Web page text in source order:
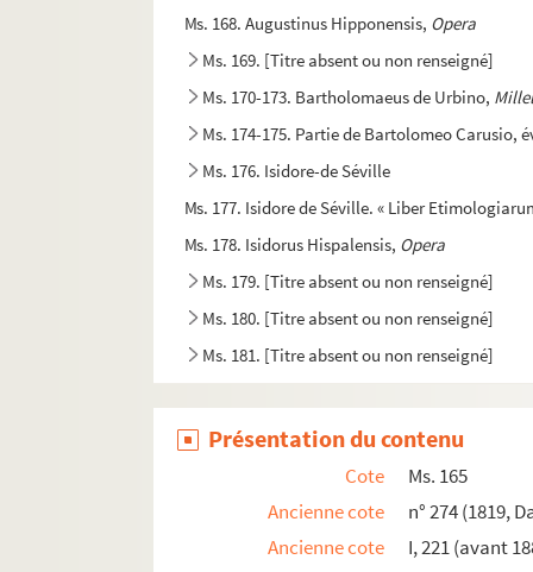
Ms. 168. Augustinus Hipponensis, Opera
Ms. 169. [Titre absent ou non renseigné]
Ms. 170-173. Bartholomaeus de Urbino,
Ms. 174-175. Partie de Bartolomeo
Ms. 176. Isidore-de Séville
Ms. 177. Isidore de Séville. « Liber
Ms. 178. Isidorus Hispalensis, Opera
Ms. 179. [Titre absent ou non renseigné]
Ms. 180. [Titre absent ou non renseigné]
Ms. 181. [Titre absent ou non renseigné]
Ms. 183. [Titre absent ou non renseigné]
Ms. 184. S. Grégoire le Grand. « Homeliæ
Ms. 185. Gregorius Magnus,
Opera
Ms. 186. Dialogues de S. Grégoire et Vies des
Présentation du contenu
Cote
Ms. 165
Ancienne cote
n° 274 (1819,
Ancienne cote
I, 221 (avant